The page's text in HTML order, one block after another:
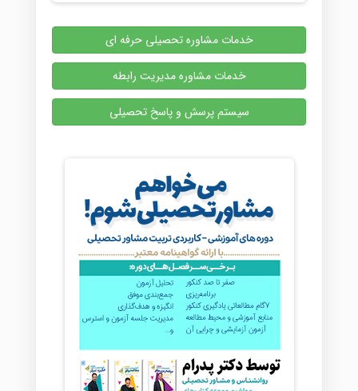
خدمات مشاوره تحصیلی حرفه ای
خدمات مشاوره مدیریت رابطه
سیستم پرسش و پاسخ تحصیلی